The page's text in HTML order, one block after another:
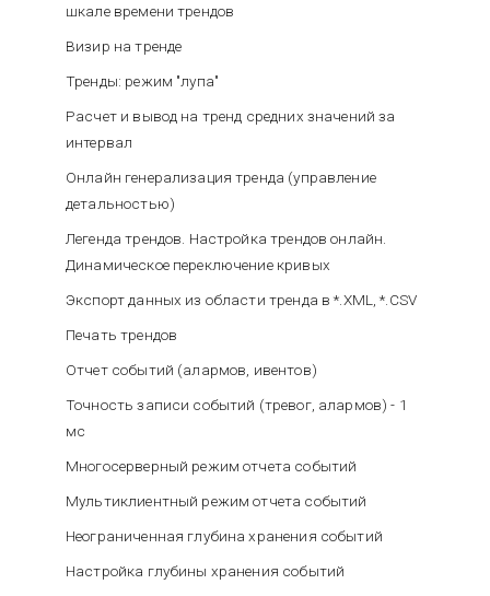
шкале времени трендов
Визир на тренде
Тренды: режим "лупа"
Расчет и вывод на тренд средних значений за
интервал
Онлайн генерализация тренда (управление
детальностью)
Легенда трендов. Настройка трендов онлайн.
Динамическое переключение кривых
Экспорт данных из области тренда в *.XML, *.CSV
Печать трендов
Отчет событий (алармов, ивентов)
Точность записи событий (тревог, алармов) - 1
мс
Многосерверный режим отчета событий
Мультиклиентный режим отчета событий
Неограниченная глубина хранения событий
Настройка глубины хранения событий